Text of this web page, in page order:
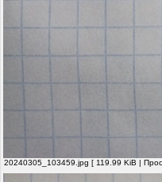
20240305_103459.jpg [ 119.99 KiB |